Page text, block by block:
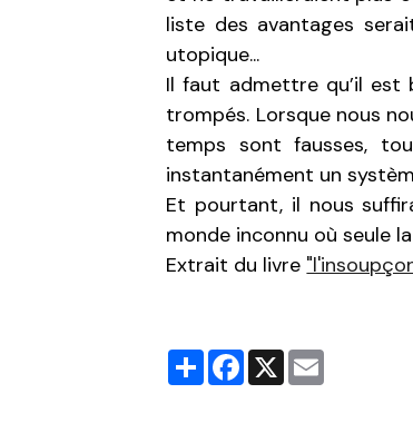
liste des avantages
utopique...
Il faut admettre qu’il est
trompés. Lorsque nous
temps sont fausses,
instantanément un
Et pourtant, il nous
monde inconnu où seule
Extrait du livre
PartagerFacebook
X